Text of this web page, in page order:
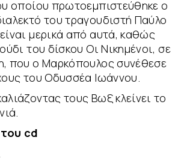
οποίου πρωτοεμπιστεύθηκε ο
του τραγουδιστή Παύλο
μερικά από αυτά, καθώς
του δίσκου Οι Νικημένοι, σε
που ο Μαρκόπουλος συνέθεσε
του Οδυσσέα Ιωάννου.
τους Βωξ κλείνει το
cd